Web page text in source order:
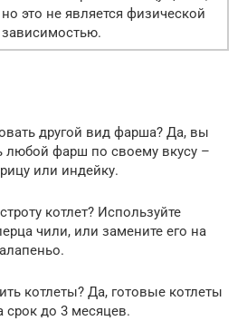
но это не является физической
зависимостью.
другой вид фарша? Да, вы
любой фарш по своему вкусу –
или индейку.
котлет? Используйте
чили, или замените его на
котлеты? Да, готовые котлеты
до 3 месяцев.